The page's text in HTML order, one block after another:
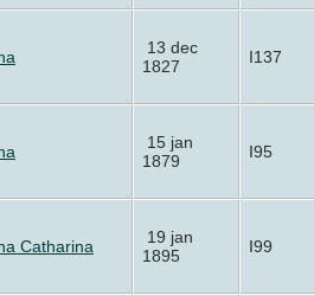
13 dec
1827
I137
15 jan
1879
I95
Catharina
19 jan
1895
I99